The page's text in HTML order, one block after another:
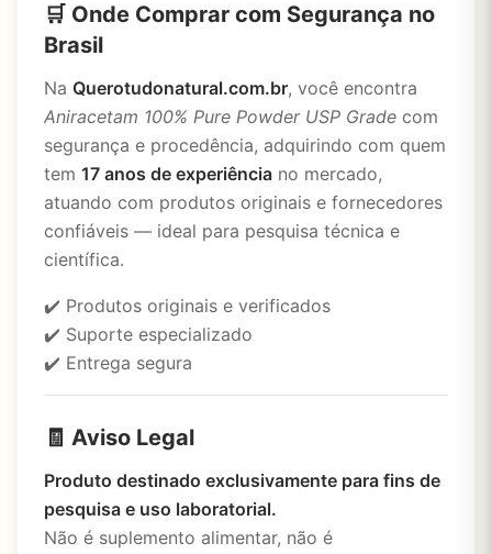
🛒 Onde Comprar com Segurança no
Brasil
Na Querotudonatural.com.br, você encontra
Aniracetam 100% Pure Powder USP Grade com
segurança e procedência, adquirindo com quem
tem 17 anos de experiência no mercado,
atuando com produtos originais e fornecedores
confiáveis — ideal para pesquisa técnica e
científica.
✔️ Produtos originais e verificados
✔️ Suporte especializado
✔️ Entrega segura
🧾 Aviso Legal
Produto destinado exclusivamente para fins de
pesquisa e uso laboratorial.
Não é suplemento alimentar, não é